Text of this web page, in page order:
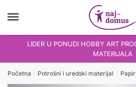
LIDER U PONUDI HOBBY ART
MATERIJALA
Početna / Potrošni i uredski materijal /